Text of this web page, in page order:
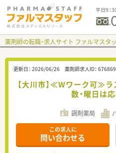
平日9：
薬剤師の転職・求人サイト ファルマスタ
更新日： 2026/06/26 薬剤師求人ID： 676869
【大川市】≪Wワーク可≫ラ
数・曜日は
調剤薬局
この求人に
問い合わせる